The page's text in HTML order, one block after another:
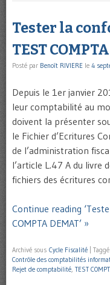
Tester la
TEST
Posté par Benoît RIVIERE le 4
Depuis le 1er janvier
leur comptabilité au
doivent la présenter
le Fichier d’Ecritures
de l’administration
l’article L.47 A du livre
fichiers des écritures
Continue reading
COMPTA DEMAT’ »
Archivé sous Cycle Fiscalité Taggé
Contrôle des comptabilités
Rejet de comptabilité, TEST